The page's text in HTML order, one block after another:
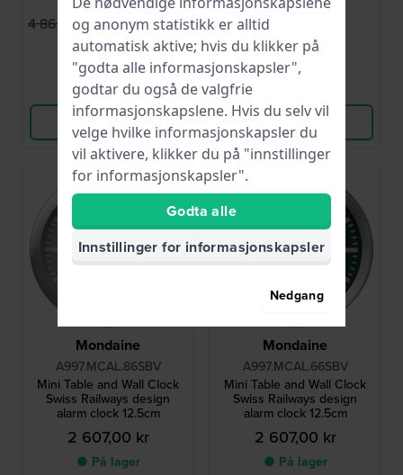
4 860,00 kr 3 142,00 kr
● På lager
Sammenlign
Vis produkt
3 229,00 kr
● På lager
Vis produkt
Mondaine
A997.MCAL.86SBV
Mini Table and Wall Clock
Swiss Railways design
alarm clock 12.5cm
2 607,00 kr
● På lager
Mondaine
A997.MCAL.66SBV
Mini Table and Wall Clock
Swiss Railways design
alarm clock 12.5cm
2 607,00 kr
● På lager
og anonym statistikk er alltid
automatisk aktive; hvis du klikker på
"godta alle informasjonskapsler",
godtar du også de valgfrie
informasjonskapslene. Hvis du selv vil
velge hvilke informasjonskapsler du
vil aktivere, klikker du på "innstillinger
for informasjonskapsler".
Godta alle
Innstillinger for informasjonskapsler
Nedgang